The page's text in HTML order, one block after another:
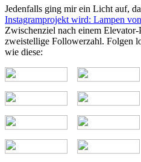
Jedenfalls ging mir ein Licht auf,
Instagramprojekt wird: Lampen
Zwischenziel nach einem
zweistellige Followerzahl. Folgen
wie diese: